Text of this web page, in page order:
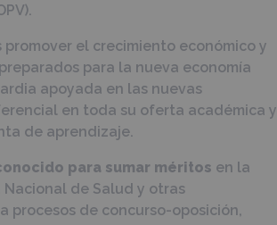
promover el crecimiento económico y
para la nueva economía
apoyada en las nuevas
en toda su oferta académica y
de aprendizaje.
para sumar méritos en la
de Salud y otras
procesos de concurso-oposición,